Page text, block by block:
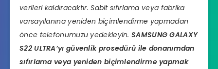
verileri kaldıracaktır. Sabit sıfırlama veya fabrika
varsayılanına yeniden biçimlendirme yapmadan
önce telefonumuzu yedekleyin.SAMSUNG GALAXY
S22 ULTRA’yı güvenlik prosedürü ile donanımdan
sıfırlama veya yeniden biçimlendirme yapmak